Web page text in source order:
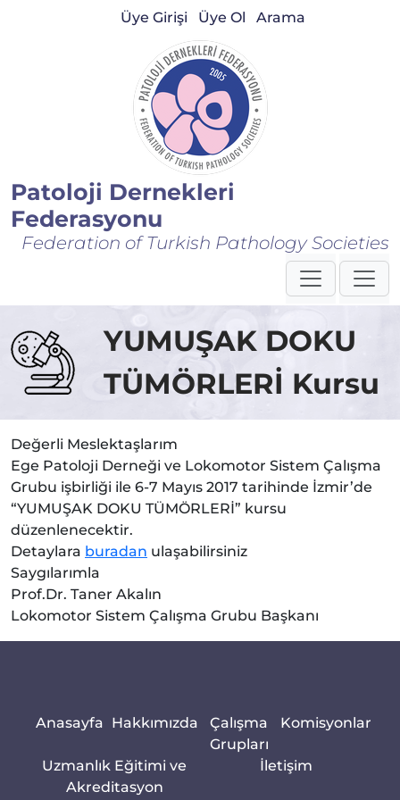
Patoloji Dernekleri
Federasyonu
Federation of Turkish Pathology Societies
Üye Girişi Üye Ol Arama
YUMUŞAK DOKU
TÜMÖRLERİ Kursu
Değerli Meslektaşlarım
Ege Patoloji Derneği ve Lokomotor Sistem Çalışma
Grubu işbirliği ile 6-7 Mayıs 2017 tarihinde İzmir’de
“YUMUŞAK DOKU TÜMÖRLERİ” kursu
düzenlenecektir.
Detaylara buradan ulaşabilirsiniz
Saygılarımla
Prof.Dr. Taner Akalın
Lokomotor Sistem Çalışma Grubu Başkanı
Anasayfa Hakkımızda
Çalışma
Grupları
Komisyonlar
Uzmanlık Eğitimi ve
Akreditasyon
İletişim